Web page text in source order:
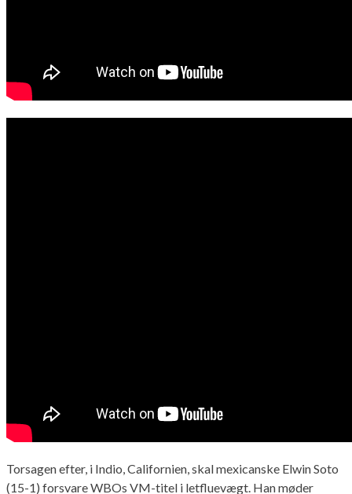
Torsagen efter, i Indio, Californien, skal mexicanske Elwin Soto
(15-1) forsvare WBOs VM-titel i letfluevægt. Han møder